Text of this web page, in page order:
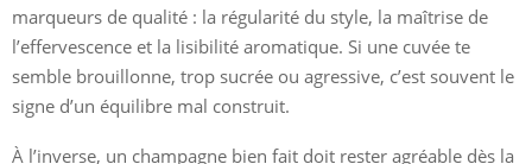
marqueurs de qualité : la régularité du style, la maîtrise de
l’effervescence et la lisibilité aromatique. Si une cuvée te
semble brouillonne, trop sucrée ou agressive, c’est souvent le
signe d’un équilibre mal construit.
À l’inverse, un champagne bien fait doit rester agréable dès la